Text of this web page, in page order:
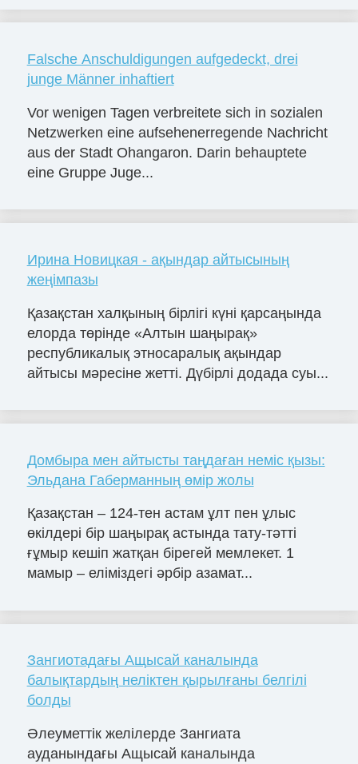
Falsche Anschuldigungen aufgedeckt, drei
junge Männer inhaftiert
Vor wenigen Tagen verbreitete sich in sozialen
Netzwerken eine aufsehenerregende Nachricht
aus der Stadt Ohangaron. Darin behauptete
eine Gruppe Juge...
Ирина Новицкая - ақындар айтысының
жеңімпазы
Қазақстан халқының бірлігі күні қарсаңында
елорда төрінде «Алтын шаңырақ»
республикалық этносаралық ақындар
айтысы мәресіне жетті. Дүбірлі додада суы...
Домбыра мен айтысты таңдаған неміс қызы:
Эльдана Габерманның өмір жолы
Қазақстан – 124-тен астам ұлт пен ұлыс
өкілдері бір шаңырақ астында тату-тәтті
ғұмыр кешіп жатқан бірегей мемлекет. 1
мамыр – еліміздегі әрбір азамат...
Зангиотадағы Ащысай каналында
балықтардың неліктен қырылғаны белгілі
болды
Әлеуметтік желілерде Зангиата
ауданындағы Ащысай каналында